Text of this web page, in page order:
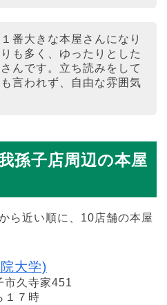
番大きな本屋さんになり
も多く、ゆったりとした
んです。立ち読みをして
言われず、自由な雰囲気
孫子店周辺の本屋
ら近い順に、10店舗の本屋
大学)
市久寺家451
１７時